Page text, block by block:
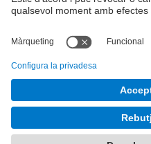
Formulari de contacte
Junta PAS Funcionari
Desenvolupat amb